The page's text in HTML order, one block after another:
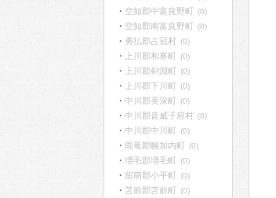
空知郡中富良野町 (0)
空知郡南富良野町 (0)
勇払郡占冠村 (0)
上川郡和寒町 (0)
上川郡剣淵町 (0)
上川郡下川町 (0)
中川郡美深町 (0)
中川郡音威子府村 (0)
中川郡中川町 (0)
雨竜郡幌加内町 (0)
増毛郡増毛町 (0)
留萌郡小平町 (0)
苫前郡苫前町 (0)